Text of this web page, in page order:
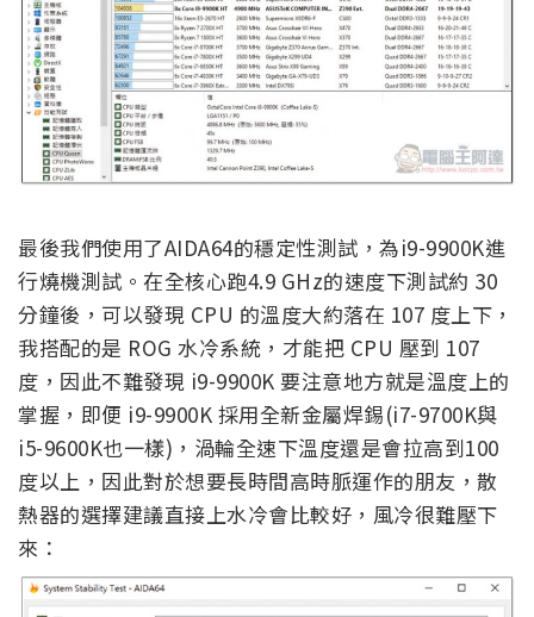
最後我們使用了AIDA64的穩定性測試，為i9-9900K進
行燒機測試。在全核心跑4.9 GHz的速度下測試約 30
分鐘後，可以發現 CPU 的溫度大約落在 107 度上下，
我搭配的是 ROG 水冷系統，才能把 CPU 壓到 107
度，因此不難發現 i9-9900K 要注意地方就是溫度上的
掌握，即便 i9-9900K 採用全新金屬焊錫(i7-9700K與
i5-9600K也一樣)，渦輪全速下溫度還是會拉高到100
度以上，因此對於想要長時間高時脈運作的朋友，散
熱器的選擇建議直接上水冷會比較好，風冷很難壓下
來：